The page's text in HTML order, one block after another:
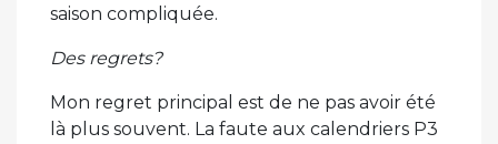
saison compliquée.
Des regrets?
Mon regret principal est de ne pas avoir été
là plus souvent. La faute aux calendriers P3